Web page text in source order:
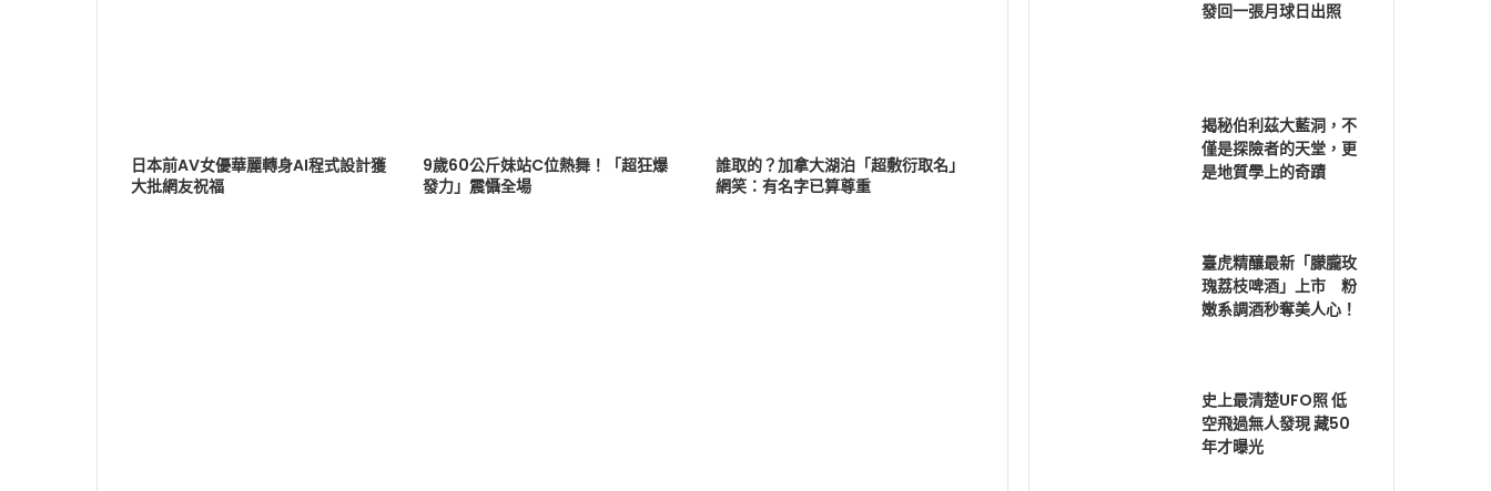
日本前AV女優華麗轉身AI程式設計獲
大批網友祝福
9歲60公斤妹站C位熱舞！「超狂爆
發力」震懾全場
誰取的？加拿大湖泊「超敷衍取名」
網笑：有名字已算尊重
發回一張月球日出照
揭秘伯利茲大藍洞，不
僅是探險者的天堂，更
是地質學上的奇蹟
臺虎精釀最新「朦朧玫
瑰荔枝啤酒」上市 粉
嫩系調酒秒奪美人心！
史上最清楚UFO照 低
空飛過無人發現 藏50
年才曝光